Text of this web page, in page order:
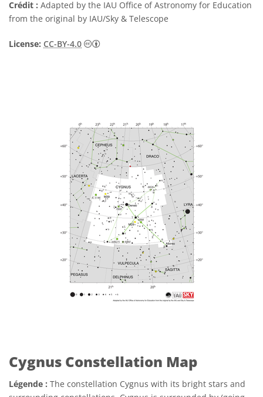
Crédit : Adapted by the IAU Office of Astronomy for Education
from the original by IAU/Sky & Telescope
License: CC-BY-4.0 Creative Commons (CC) Attribution 4.0
Cygnus Constellation Map
Légende : The constellation Cygnus with its bright stars and